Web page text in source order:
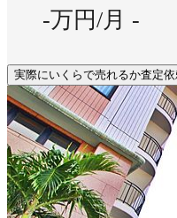
-万円/月 -
実際にいくらで売れるか査定